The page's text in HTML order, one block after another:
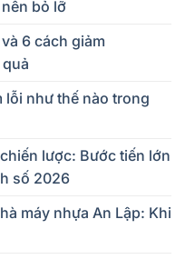
bỏ lỡ
6 cách giảm
lỗi như thế nào trong
lược: Bước tiến lớn
số 2026
máy nhựa An Lập: Khi